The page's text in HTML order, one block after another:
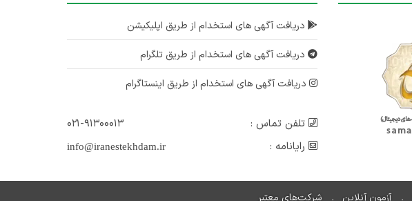
دریافت آگهی های استخدام از طریق اپلیکیشن
دریافت آگهی های استخدام از طریق تلگرام
دریافت آگهی های استخدام از طریق اینستاگرام
تلفن تماس :
۰۲۱-۹۱۳۰۰۰۱۳
رایانامه :
info@iranestekhdam.ir
آزمون آنلاین شرکت‌های معتبر